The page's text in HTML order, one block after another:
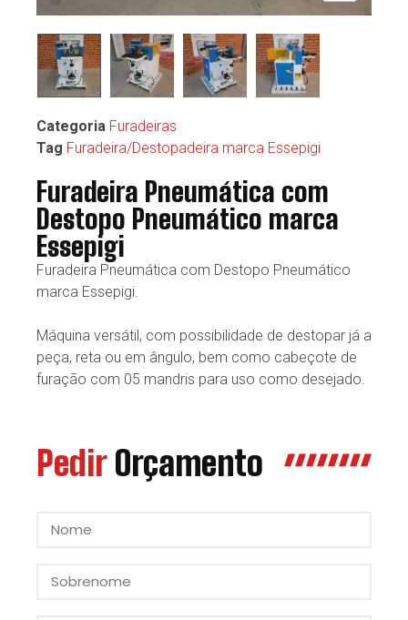
Categoria Furadeiras
Tag Furadeira/Destopadeira marca Essepigi
Furadeira Pneumática com
Destopo Pneumático marca
Essepigi
Furadeira Pneumática com Destopo Pneumático
marca Essepigi.
Máquina versátil, com possibilidade de destopar já a
peça, reta ou em ângulo, bem como cabeçote de
furação com 05 mandris para uso como desejado.
Pedir Orçamento